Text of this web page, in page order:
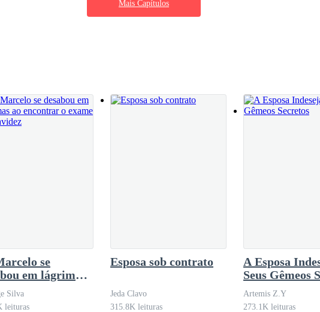
apavorados. Michel segurou em uma das minhas mãos e me ajudou a ficar em pé.
vestido de sangue novamente.
Vibrei e continuo em êxtase ao ver o
meu caminho, porém, aquela menina
vida e fazendo o meu coração ser
Mais Capítulos
se
em lágrimas
o exame
Silva
leituras
Esposa sob contrato
Jeda Clavo
315.8K leituras
A Esposa
Seus Gêmeos
Artemis Z.Y
273.1K leituras